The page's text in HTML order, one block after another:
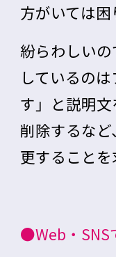
方がいては困
紛らわしい
しているの
す」と説明
削除するな
更することを
●Web・SNS